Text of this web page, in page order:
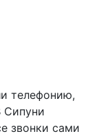
телефонию,
Сипуни
звонки сами